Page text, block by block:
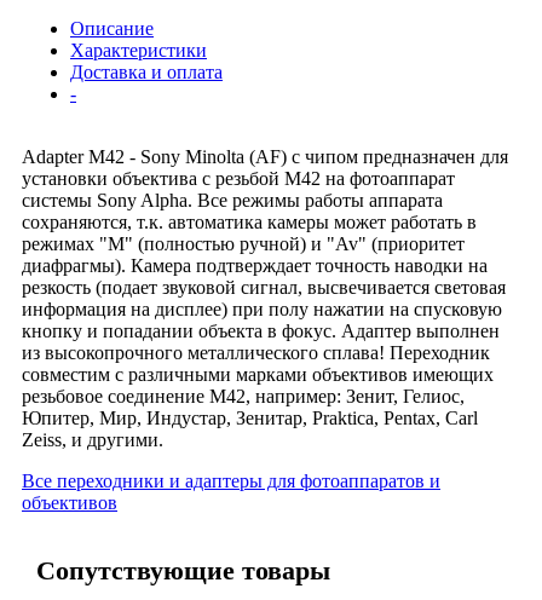
Описание
Характеристики
Доставка и оплата
-
Adapter M42 - Sony Minolta (AF) с чипом предназначен для
установки объектива с резьбой М42 на фотоаппарат
системы Sony Alpha. Все режимы работы аппарата
сохраняются, т.к. автоматика камеры может работать в
режимах "М" (полностью ручной) и "Av" (приоритет
диафрагмы). Камера подтверждает точность наводки на
резкость (подает звуковой сигнал, высвечивается световая
информация на дисплее) при полу нажатии на спусковую
кнопку и попадании объекта в фокус. Адаптер выполнен
из высокопрочного металлического сплава! Переходник
совместим с различными марками объективов имеющих
резьбовое соединение M42, например: Зенит, Гелиос,
Юпитер, Мир, Индустар, Зенитар, Praktica, Pentax, Carl
Zeiss, и другими.
Все переходники и адаптеры для фотоаппаратов и
объективов
Сопутствующие товары